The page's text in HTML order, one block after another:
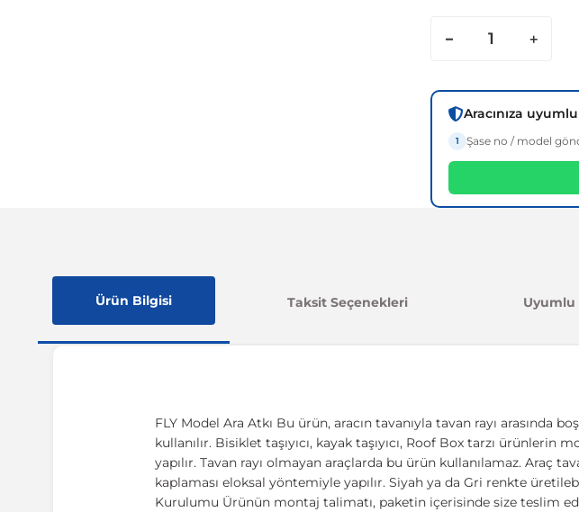
Aracınıza
1 Şase no / model
Ürün Bilgisi Taksit Seçenekleri Uyumlu
FLY Model Ara Atkı Bu ürün, aracın tavanıyla tavan rayı arasında
kullanılır. Bisiklet taşıyıcı, kayak taşıyıcı, Roof Box tarzı
yapılır. Tavan rayı olmayan araçlarda bu ürün kullanılamaz. Araç
kaplaması eloksal yöntemiyle yapılır. Siyah ya da Gri renkte
Kurulumu Ürünün montaj talimatı, paketin içerisinde size teslim